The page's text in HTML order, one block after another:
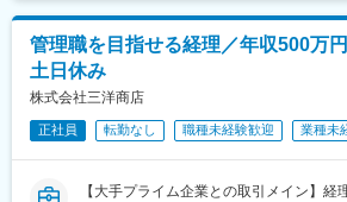
管理職を目指せる経理／年収500万
土日休み
株式会社三洋商店
正社員 転勤なし 職種未経験歓迎 業種未
【大手プライム企業との取引メイン】経